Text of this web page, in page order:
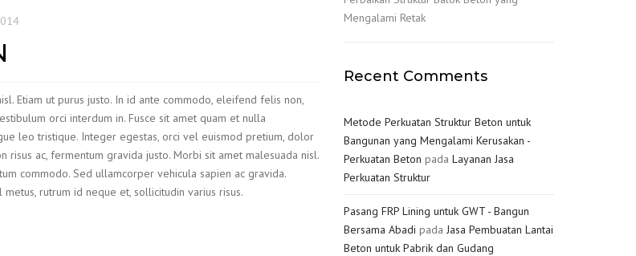
Etiam ut purus justo. In id ante commodo, eleifend felis non,
orci interdum in. Fusce sit amet quam et nulla
leo tristique. Integer egestas, orci vel euismod pretium, dolor
risus ac, fermentum gravida justo. Morbi sit amet malesuada nisl.
commodo. Sed ullamcorper vehicula sapien ac gravida.
rutrum id neque et, sollicitudin varius risus.
Mengalami Retak
Recent Comments
Metode Perkuatan Struktur Beton untuk
Bangunan yang Mengalami Kerusakan -
Perkuatan Beton pada Layanan Jasa
Perkuatan Struktur
Pasang FRP Lining untuk GWT - Bangun
Bersama Abadi pada Jasa Pembuatan Lantai
Beton untuk Pabrik dan Gudang